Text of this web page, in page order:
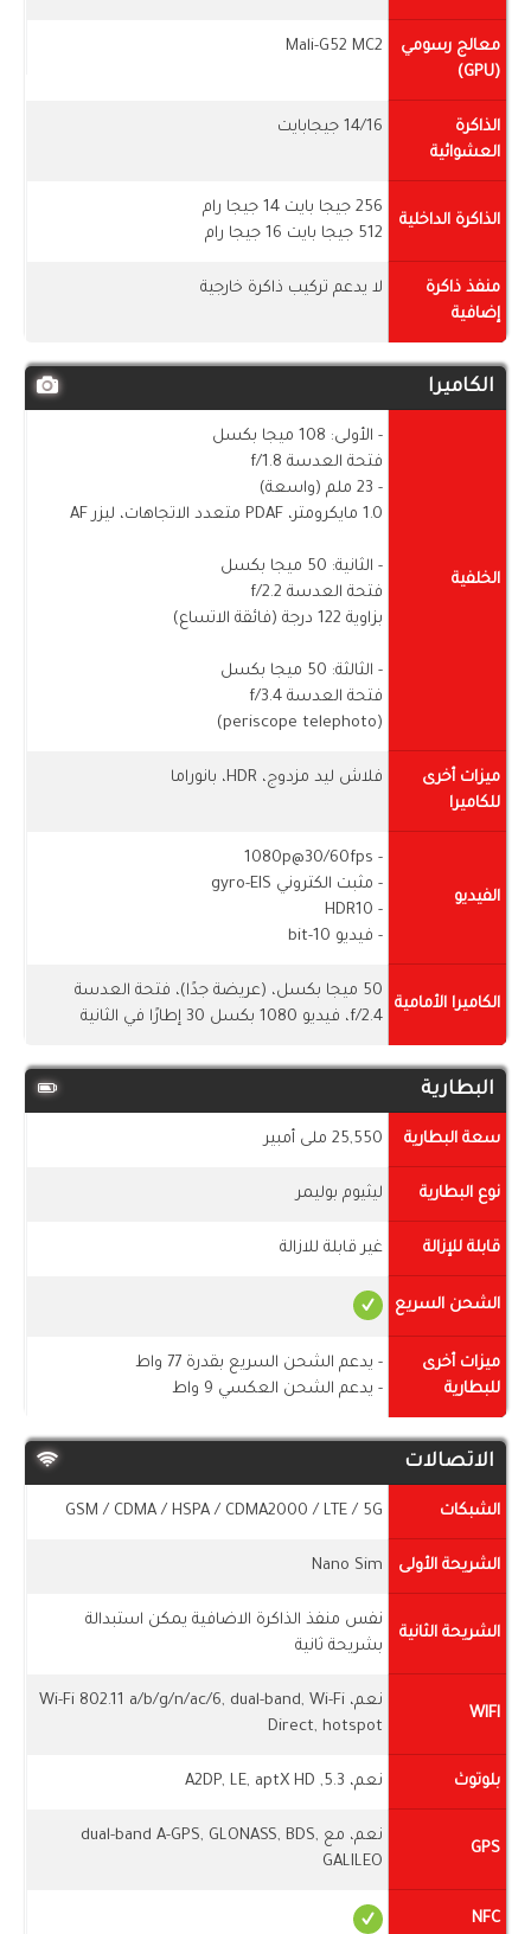
معالج رسومي
(GPU)
Mali-G52 MC2
الذاكرة
العشوائية
14/16 جيجابايت
الذاكرة الداخلية
256 جيجا بايت 14 جيجا رام
512 جيجا بايت 16 جيجا رام
منفذ ذاكرة
إضافية
لا يدعم تركيب ذاكرة خارجية
الكاميرا
الخلفية
- الأولى: 108 ميجا بكسل
فتحة العدسة f/1.8
- 23 ملم (واسعة)
1.0 مايكرومتر، PDAF متعدد الاتجاهات، ليزر AF
- الثانية: 50 ميجا بكسل
فتحة العدسة f/2.2
بزاوية 122 درجة (فائقة الاتساع)
- الثالثة: 50 ميجا بكسل
فتحة العدسة f/3.4
(periscope telephoto)
ميزات أخرى
للكاميرا
فلاش ليد مزدوج، HDR، بانوراما
الفيديو
- 1080p@30/60fps
- مثبت الكتروني gyro-EIS
- HDR10
- فيديو 10-bit
الكاميرا الأمامية
50 ميجا بكسل، (عريضة جدًا)، فتحة العدسة
f/2.4، فيديو 1080 بكسل 30 إطارًا في الثانية
البطارية
سعة البطارية 25,550 ملى أمبير
نوع البطارية ليثيوم بوليمر
قابلة للإزالة غير قابلة للازالة
الشحن السريع
ميزات أخرى
للبطارية
- يدعم الشحن السريع بقدرة 77 واط
- يدعم الشحن العكسي 9 واط
الاتصالات
الشبكات GSM / CDMA / HSPA / CDMA2000 / LTE / 5G
الشريحة الأولى Nano Sim
الشريحة الثانية
نفس منفذ الذاكرة الاضافية يمكن استبدالة
بشريحة ثانية
WIFI
نعم، Wi-Fi 802.11 a/b/g/n/ac/6, dual-band, Wi-Fi
Direct, hotspot
بلوتوث نعم، 5.3, A2DP, LE, aptX HD
GPS
نعم، مع dual-band A-GPS, GLONASS, BDS,
GALILEO
NFC